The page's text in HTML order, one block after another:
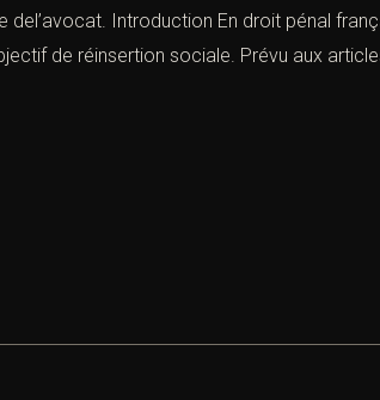
Introduction En droit pénal
de réinsertion sociale. Prévu aux